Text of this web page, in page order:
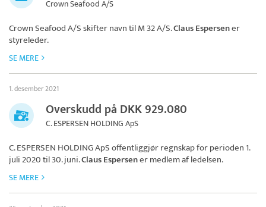
Crown Seafood A/S
Crown Seafood A/S skifter navn tilM 32 A/S.Claus Espersener
styreleder.
SE MERE
1. desember 2021
Overskudd på DKK 929.080
C. ESPERSEN HOLDING ApS
C. ESPERSEN HOLDING ApSoffentliggjør regnskap for perioden 1.
juli 2020 til 30. juni.Claus Espersener medlem af ledelsen.
SE MERE